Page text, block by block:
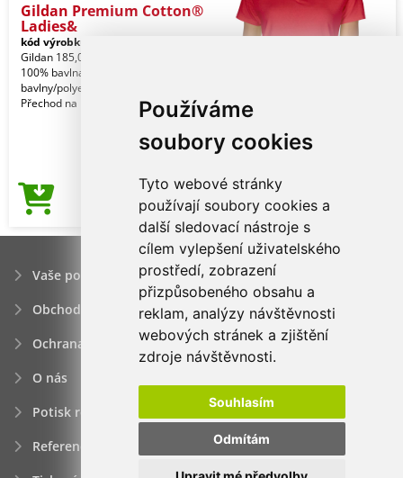
Používáme
soubory cookies
Tyto webové stránky
používají soubory cookies a
další sledovací nástroje s
cílem vylepšení uživatelského
prostředí, zobrazení
přizpůsobeného obsahu a
reklam, analýzy návštěvnosti
webových stránek a zjištění
zdroje návštěvnosti.
Souhlasím
Odmítám
Gildan Premium Cotton®
Ladies&
kód výrobku:
Gildan 185,0 g/m2 (bílá 180,0 g/m2).
100% bavlna Ringspun. Směs
bavlny/polyesteru pro několik barev.
Přechod na 100% čes
Cena od69,15Kč
Vaše poptávka
Obchodní podmínky
Ochrana osobních údajú
O nás
Potisk reklamních předmětů
Reference